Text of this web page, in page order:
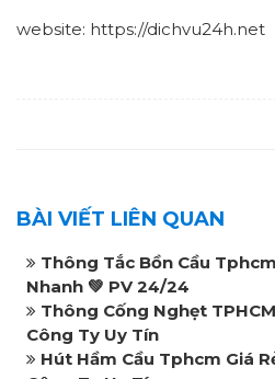
website: https://dichvu24h.net
BÀI VIẾT LIÊN QUAN
Thông Tắc Bồn Cầu
Nhanh 💚 PV 24/24
Thông Cống Nghẹt
Công Ty Uy Tín
Hút Hầm Cầu Tphcm Giá